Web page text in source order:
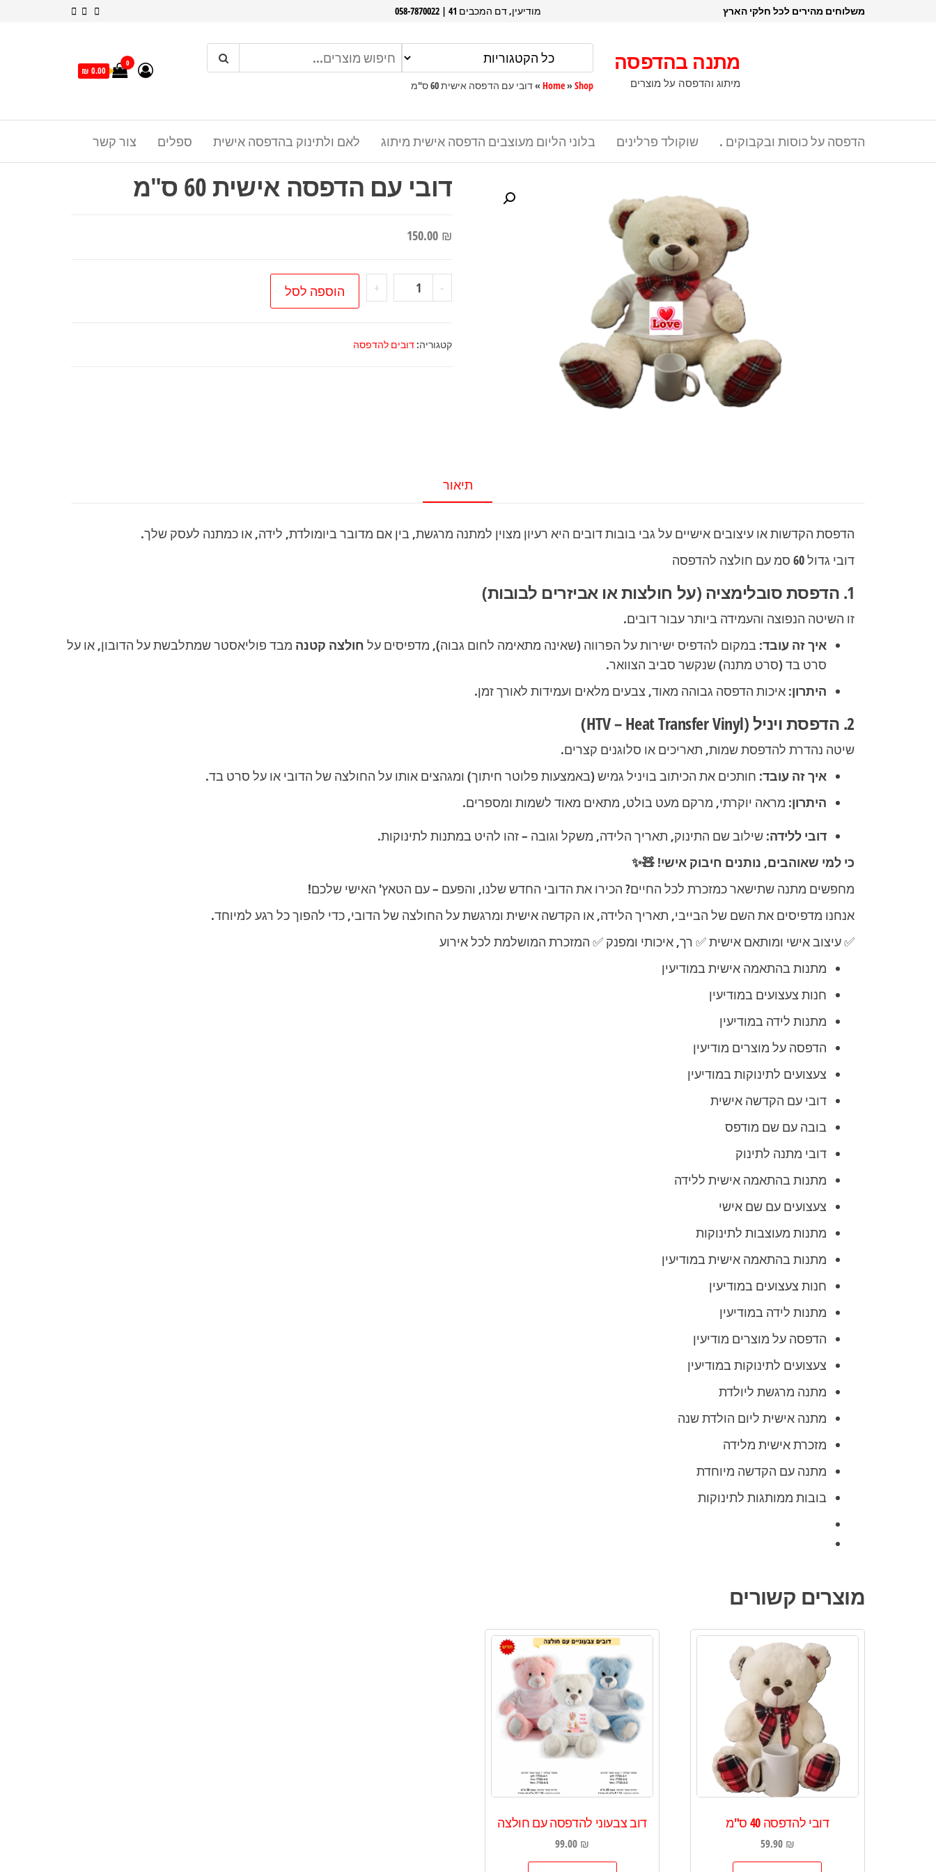
משלוחים מהירים לכל חלקי הארץ מודיעין, דם המכבים 41 | 058-7870022
מתנה בהדפסה
מיתוג והדפסה על מוצרים Home» Shop
»דובי עם הדפסה אישית 60 ס"מ
0
0.00 ₪
צור קשר ספלים לאם ולתינוק בהדפסה אישית בלוני הליום מעוצבים הדפסה אישית מיתוג שוקולד פרלינים הדפסה על כוסות ובקבוקים .
דובי עם הדפסה אישית 60 ס"מ
150.00 ₪
-
כמות
של
עם
+ הוספה לסל
קטגוריה:דובים להדפסה
תיאור
הדפסת הקדשות או עיצובים אישיים על גבי בובות דובים היא רעיון מצוין למתנה מרגשת, בין אם מדובר ביומולדת, לידה, או כמתנה לעסק שלך.
דובי גדול 60 סמ עם חולצה להדפסה
1. הדפסת סובלימציה (על חולצות או אביזרים לבובות)
זו השיטה הנפוצה והעמידה ביותר עבור דובים.
איך זה עובד: במקום להדפיס ישירות על הפרווה (שאינה מתאימה לחום גבוה), מדפיסים על חולצה קטנה מבד פוליאסטר שמתלבשת על הדובון, או על
סרט בד (סרט מתנה) שנקשר סביב הצוואר.
היתרון: איכות הדפסה גבוהה מאוד, צבעים מלאים ועמידות לאורך זמן.
2. הדפסת ויניל (HTV – Heat Transfer Vinyl)
שיטה נהדרת להדפסת שמות, תאריכים או סלוגנים קצרים.
איך זה עובד: חותכים את הכיתוב בויניל גמיש (באמצעות פלוטר חיתוך) ומגהצים אותו על החולצה של הדובי או על סרט בד.
היתרון: מראה יוקרתי, מרקם מעט בולט, מתאים מאוד לשמות ומספרים.
דובי ללידה: שילוב שם התינוק, תאריך הלידה, משקל וגובה – זהו להיט במתנות לתינוקות.
כי למי שאוהבים, נותנים חיבוק אישי! 🧸✨
מחפשים מתנה שתישאר כמזכרת לכל החיים? הכירו את הדובי החדש שלנו, והפעם – עם הטאץ' האישי שלכם!
אנחנו מדפיסים את השם של הבייבי, תאריך הלידה, או הקדשה אישית ומרגשת על החולצה של הדובי, כדי להפוך כל רגע למיוחד.
✅ עיצוב אישי ומותאם אישית ✅ רך, איכותי ומפנק ✅ המזכרת המושלמת לכל אירוע
מתנות בהתאמה אישית במודיעין
חנות צעצועים במודיעין
מתנות לידה במודיעין
הדפסה על מוצרים מודיעין
צעצועים לתינוקות במודיעין
דובי עם הקדשה אישית
בובה עם שם מודפס
דובי מתנה לתינוק
מתנות בהתאמה אישית ללידה
צעצועים עם שם אישי
מתנות מעוצבות לתינוקות
מתנות בהתאמה אישית במודיעין
חנות צעצועים במודיעין
מתנות לידה במודיעין
הדפסה על מוצרים מודיעין
צעצועים לתינוקות במודיעין
מתנה מרגשת ליולדת
מתנה אישית ליום הולדת שנה
מזכרת אישית מלידה
מתנה עם הקדשה מיוחדת
בובות ממותגות לתינוקות
מוצרים קשורים
דובי להדפסה 40 ס"מ
59.90 ₪
דוב צבעוני להדפסה עם חולצה
99.00 ₪